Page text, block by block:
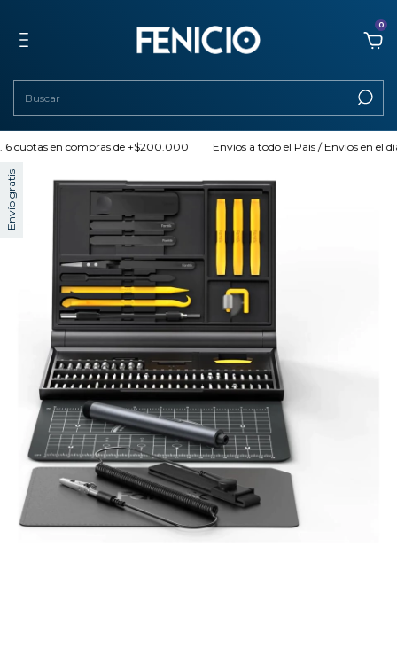
0
en compras de +$200.000 Envíos a todo el País / Envíos en el día
Envío gratis